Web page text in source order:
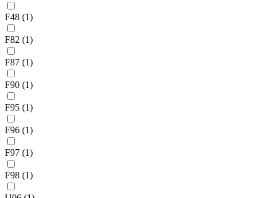
F48 (1)
F82 (1)
F87 (1)
F90 (1)
F95 (1)
F96 (1)
F97 (1)
F98 (1)